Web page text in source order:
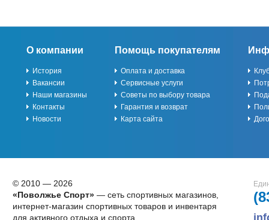
О компании
История
Вакансии
Наши магазины
Контакты
Новости
Помощь покупателям
Оплата и доставка
Сервисные услуги
Советы по выбору товара
Гарантия и возврат
Карта сайта
© 2010 — 2026
«Поволжье Спорт»— сеть спортивных магазинов,
интернет-магазин спортивных товаров и инвентаря
для активного отдыха и спорта